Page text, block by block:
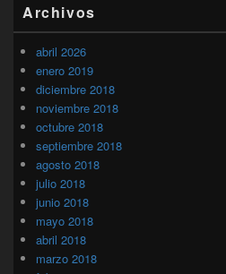
Archivos
abril 2026
enero 2019
diciembre 2018
noviembre 2018
octubre 2018
septiembre 2018
agosto 2018
julio 2018
junio 2018
mayo 2018
abril 2018
marzo 2018